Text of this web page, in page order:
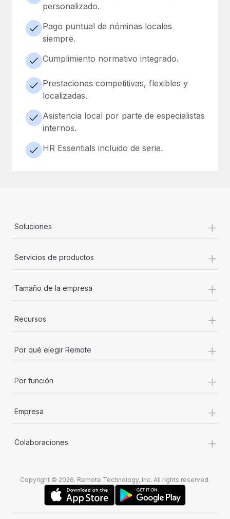
personalizado.
Pago puntual de nóminas locales
siempre.
Cumplimiento normativo integrado.
Prestaciones competitivas, flexibles y
localizadas.
Asistencia local por parte de especialistas
internos.
HR Essentials incluido de serie.
Soluciones +
Servicios de productos +
Tamaño de la empresa +
Recursos +
Por qué elegir Remote +
Por función +
Empresa +
Colaboraciones +
Copyright © 2026. Remote Technology, Inc. All rights reserved.